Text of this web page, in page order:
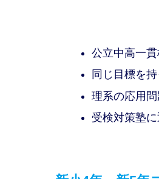
公立中高一
同じ目標を
理系の応用
受検対策塾